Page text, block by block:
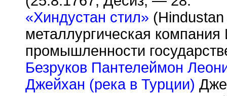
«Хиндустан стил» (Hindustan
металлургическая
промышленности
Безруков Пантелеймон
Джейхан (река в Турции)